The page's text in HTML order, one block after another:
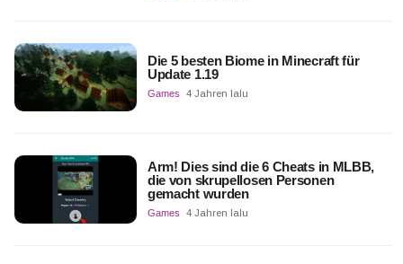
Die 5 besten Biome in Minecraft für
Update 1.19
Games 4 Jahren lalu
Arm! Dies sind die 6 Cheats in MLBB,
die von skrupellosen Personen
gemacht wurden
Games 4 Jahren lalu